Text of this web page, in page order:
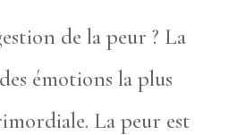
de la peur ? La
émotions la plus
La peur est